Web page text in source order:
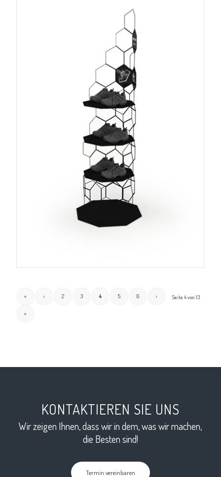
Seite 4 von 13
« ‹ 2 3 4 5 6 ›
»
KONTAKTIEREN SIE UNS
Wir zeigen Ihnen, dass wir in dem, was wir machen,
die Besten sind!
Termin vereinbaren